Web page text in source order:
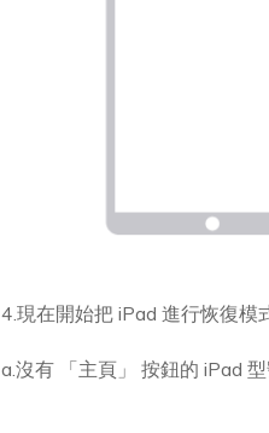
4.現在開始把 iPad 進行恢復模
a.沒有 「主頁」 按鈕的 iPad